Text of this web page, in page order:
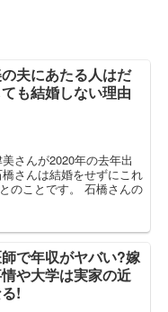
夫にあたる人はだ
も結婚しない理由
さんが2020年の去年出
さんは結婚をせずにこれ
のことです。 石橋さんの
で年収がヤバい?嫁
や大学は実家の近
!